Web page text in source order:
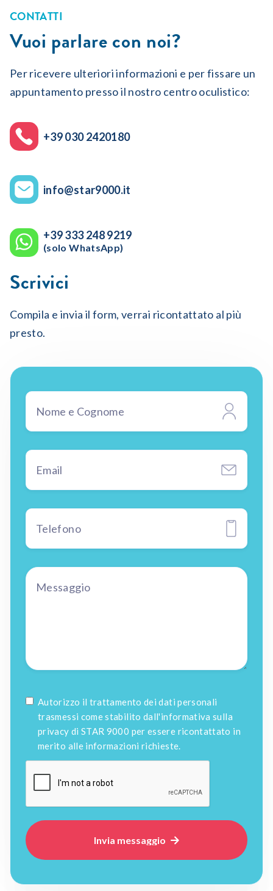
Autorizzo il trattamento dei dati personali
trasmessi come stabilito dall'informativa sulla
privacy di STAR 9000 per essere ricontattato in
merito alle informazioni richieste.

CONTATTI
Vuoi parlare con noi?
Per ricevere ulteriori informazioni e per fissare un
appuntamento presso il nostro centro oculistico:
+39 030 2420180
info@star9000.it
+39 333 248 9219
(solo WhatsApp)
Scrivici
Compila e invia il form, verrai ricontattato al più
presto.